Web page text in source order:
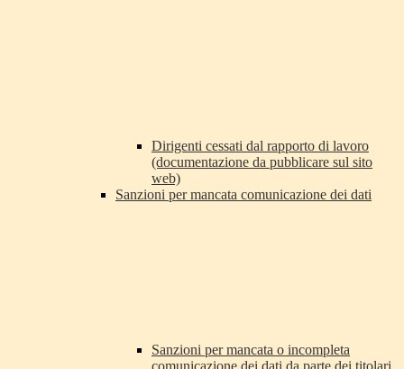
Dirigenti cessati dal rapporto di lavoro
(documentazione da pubblicare sul sito
web)
Sanzioni per mancata comunicazione dei dati
Sanzioni per mancata o incompleta